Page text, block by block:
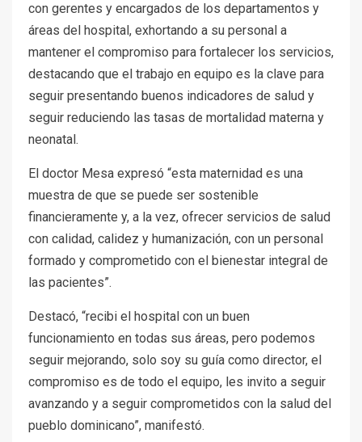
con gerentes y encargados de los departamentos y
áreas del hospital, exhortando a su personal a
mantener el compromiso para fortalecer los servicios,
destacando que el trabajo en equipo es la clave para
seguir presentando buenos indicadores de salud y
seguir reduciendo las tasas de mortalidad materna y
neonatal.
El doctor Mesa expresó “esta maternidad es una
muestra de que se puede ser sostenible
financieramente y, a la vez, ofrecer servicios de salud
con calidad, calidez y humanización, con un personal
formado y comprometido con el bienestar integral de
las pacientes”.
Destacó, “recibi el hospital con un buen
funcionamiento en todas sus áreas, pero podemos
seguir mejorando, solo soy su guía como director, el
compromiso es de todo el equipo, les invito a seguir
avanzando y a seguir comprometidos con la salud del
pueblo dominicano”, manifestó.